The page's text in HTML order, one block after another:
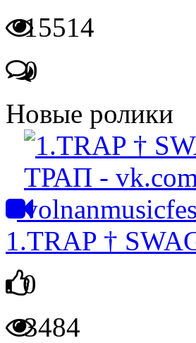
15514
0
Новые ролики
1.TRAP †
0
3484